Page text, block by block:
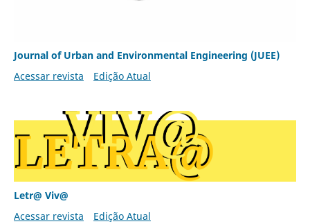
Journal of Urban and Environmental Engineering (JUEE)
Acessar revista
Edição Atual
Letr@ Viv@
Acessar revista
Edição Atual